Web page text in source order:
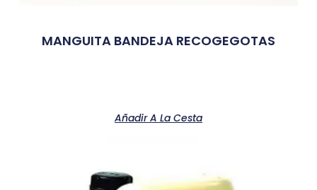
MANGUITA BANDEJA RECOGEGOTAS
Añadir A La Cesta